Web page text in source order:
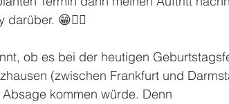
😁👍🏼
ob es bei der heutigen
(zwischen Frankfurt und
kommen würde. Denn